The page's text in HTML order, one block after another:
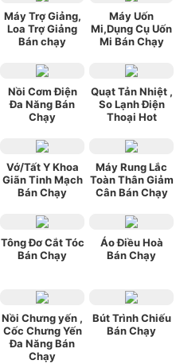
Máy Trợ Giảng,
Loa Trợ Giảng
Bán chạy
Máy Uốn
Mi,Dụng Cụ Uốn
Mi Bán Chạy
Nồi Cơm Điện
Đa Năng Bán
Chạy
Quạt Tản Nhiệt ,
So Lạnh Điện
Thoại Hot
Vớ/Tất Y Khoa
Giãn Tinh Mạch
Bán Chạy
Máy Rung Lắc
Toàn Thân Giảm
Cân Bán Chạy
Tông Đơ Cắt Tóc
Bán Chạy
Áo Điều Hoà
Bán Chạy
Nồi Chưng yến ,
Cốc Chưng Yến
Đa Năng Bán
Chạy
Bút Trình Chiếu
Bán Chạy